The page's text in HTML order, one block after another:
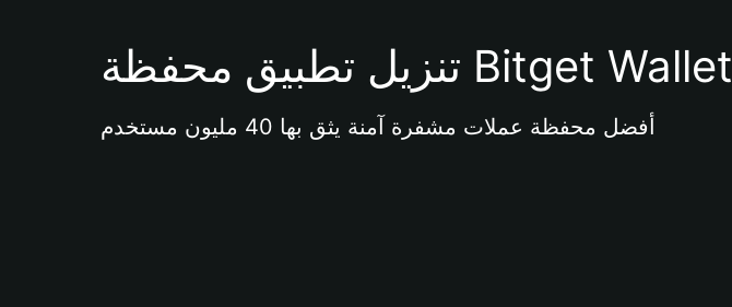
تنزيل تطبيق محفظة Bitget Wallet
أفضل محفظة عملات مشفرة آمنة يثق بها 40 مليون مستخدم